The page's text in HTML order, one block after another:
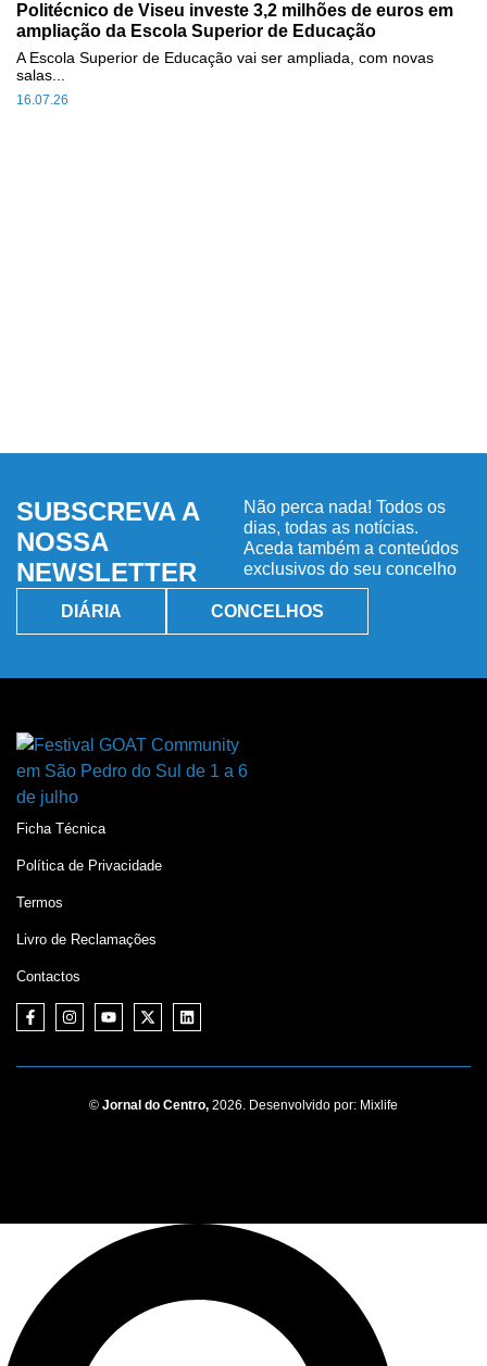
Politécnico de Viseu investe 3,2 milhões de euros em
ampliação da Escola Superior de Educação
16.07.26
A Escola Superior de Educação vai ser ampliada, com novas
salas...
SUBSCREVA A
NOSSA
NEWSLETTER
Não perca nada! Todos os
dias, todas as notícias.
Aceda também a conteúdos
exclusivos do seu concelho
DIÁRIA CONCELHOS
Ficha Técnica
Política de Privacidade
Termos
Livro de Reclamações
Contactos
© Jornal do Centro, 2026. Desenvolvido por: Mixlife